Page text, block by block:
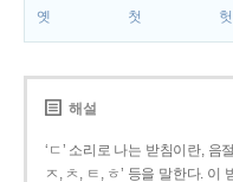
옛
첫 헛
해설
‘ㄷ’ 소리로 나는 받침이란, 음
ㅈ, ㅊ, ㅌ, ㅎ’ 등을 말한다. 이